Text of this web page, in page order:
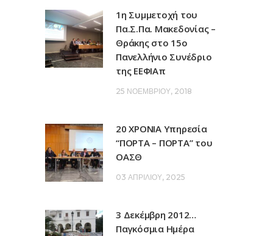
1η Συμμετοχή του
Πα.Σ.Πα. Μακεδονίας –
Θράκης στο 15ο
Πανελλήνιο Συνέδριο
της ΕΕΦΙΑπ
25 ΝΟΕΜΒΡΊΟΥ, 2018
20 ΧΡΟΝΙΑ Υπηρεσία
“ΠΟΡΤΑ – ΠΟΡΤΑ” του
ΟΑΣΘ
03 ΑΠΡΙΛΊΟΥ, 2025
3 Δεκέμβρη 2012…
Παγκόσμια Ημέρα